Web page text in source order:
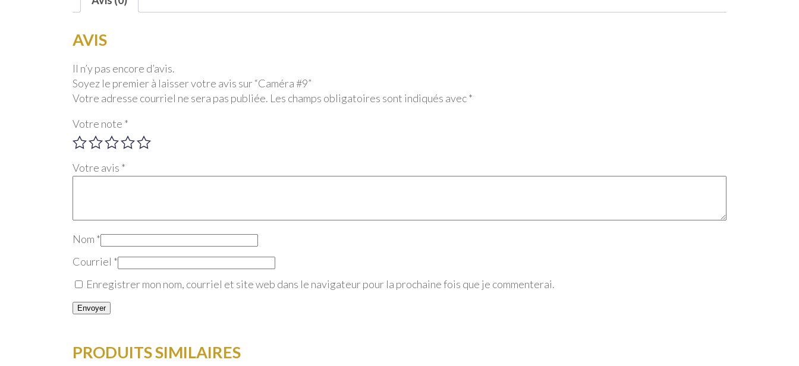
AVIS
Il n’y pas encore d’avis.
Soyez le premier à laisser votre avis sur “Caméra #9”
Votre adresse courriel ne sera pas publiée. Les champs obligatoires sont indiqués avec*
Votre note *
Votre avis *
Nom *
Courriel *
Enregistrer mon nom, courriel et site web dans le navigateur pour la prochaine fois que je commenterai.
PRODUITS SIMILAIRES